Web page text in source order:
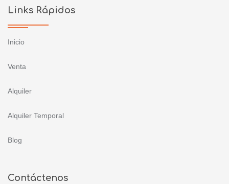
Links Rápidos
Inicio
Venta
Alquiler
Alquiler Temporal
Blog
Contáctenos